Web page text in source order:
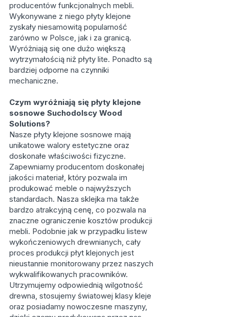
producentów funkcjonalnych mebli.
Wykonywane z niego płyty klejone
zyskały niesamowitą popularność
zarówno w Polsce, jak i za granicą.
Wyróżniają się one dużo większą
wytrzymałością niż płyty lite. Ponadto są
bardziej odporne na czynniki
mechaniczne.
Czym wyróżniają się płyty klejone
sosnowe Suchodolscy Wood
Solutions?
Nasze płyty klejone sosnowe mają
unikatowe walory estetyczne oraz
doskonałe właściwości fizyczne.
Zapewniamy producentom doskonałej
jakości materiał, który pozwala im
produkować meble o najwyższych
standardach. Nasza sklejka ma także
bardzo atrakcyjną cenę, co pozwala na
znaczne ograniczenie kosztów produkcji
mebli. Podobnie jak w przypadku listew
wykończeniowych drewnianych, cały
proces produkcji płyt klejonych jest
nieustannie monitorowany przez naszych
wykwalifikowanych pracowników.
Utrzymujemy odpowiednią wilgotność
drewna, stosujemy światowej klasy kleje
oraz posiadamy nowoczesne maszyny,